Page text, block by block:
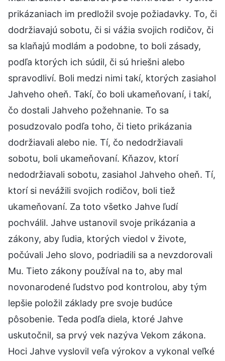
prikázaniach im predložil svoje požiadavky. To, či
dodržiavajú sobotu, či si vážia svojich rodičov, či
sa klaňajú modlám a podobne, to boli zásady,
podľa ktorých ich súdil, či sú hriešni alebo
spravodliví. Boli medzi nimi takí, ktorých zasiahol
Jahveho oheň. Takí, čo boli ukameňovaní, i takí,
čo dostali Jahveho požehnanie. To sa
posudzovalo podľa toho, či tieto prikázania
dodržiavali alebo nie. Tí, čo nedodržiavali
sobotu, boli ukameňovaní. Kňazov, ktorí
nedodržiavali sobotu, zasiahol Jahveho oheň. Tí,
ktorí si nevážili svojich rodičov, boli tiež
ukameňovaní. Za toto všetko Jahve ľudí
pochválil. Jahve ustanovil svoje prikázania a
zákony, aby ľudia, ktorých viedol v živote,
počúvali Jeho slovo, podriadili sa a nevzdorovali
Mu. Tieto zákony používal na to, aby mal
novonarodené ľudstvo pod kontrolou, aby tým
lepšie položil základy pre svoje budúce
pôsobenie. Teda podľa diela, ktoré Jahve
uskutočnil, sa prvý vek nazýva Vekom zákona.
Hoci Jahve vyslovil veľa výrokov a vykonal veľké